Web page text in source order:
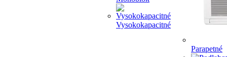
Vysokokapacitné
Parapetné